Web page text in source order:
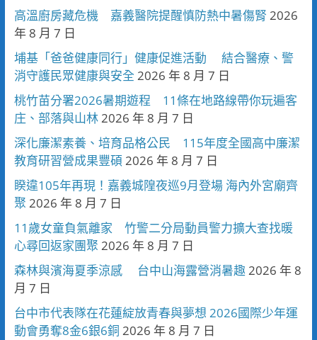
高溫廚房藏危機 嘉義醫院提醒慎防熱中暑傷腎 2026
年 8 月 7 日
埔基「爸爸健康同行」健康促進活動 結合醫療、警
消守護民眾健康與安全 2026 年 8 月 7 日
桃竹苗分署2026暑期遊程 11條在地路線帶你玩遍客
庄、部落與山林2026 年 8 月 7 日
深化廉潔素養、培育品格公民 115年度全國高中廉潔
教育研習營成果豐碩 2026 年 8 月 7 日
睽違105年再現！嘉義城隍夜巡9月登場 海內外宮廟齊
聚 2026 年 8 月 7 日
11歲女童負氣離家 竹警二分局動員警力擴大查找暖
心尋回返家團聚 2026 年 8 月 7 日
森林與濱海夏季涼感 台中山海露營消暑趣2026 年 8
月 7 日
台中市代表隊在花蓮綻放青春與夢想 2026國際少年運
動會勇奪8金6銀6銅 2026 年 8 月 7 日